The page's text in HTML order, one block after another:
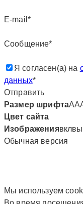
E-mail*
Сообщение*
Я согласен(а) на
данных*
Отправить
Размер шрифтаАА
Цвет сайта
Изображениявкл
Обычная версия
Мы используем